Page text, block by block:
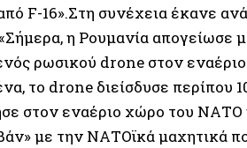
F-16».Στη συνέχεια έκανε
η Ρουμανία απογείωσε
ρωσικού drone στον
το drone διείσδυσε περίπου
στον εναέριο χώρο του ΝΑΤΟ
με την ΝΑΤΟϊκά μαχητικά